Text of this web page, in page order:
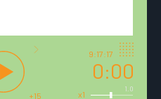
0:00
9:17:17
1.0
x1
+15